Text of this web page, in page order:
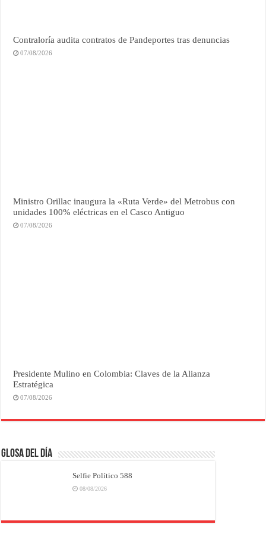
Contraloría audita contratos de Pandeportes tras denuncias
07/08/2026
Ministro Orillac inaugura la «Ruta Verde» del Metrobus con
unidades 100% eléctricas en el Casco Antiguo
07/08/2026
Presidente Mulino en Colombia: Claves de la Alianza
Estratégica
07/08/2026
Glosa del Día
Selfie Político 588
08/08/2026